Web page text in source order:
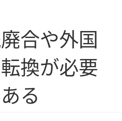
合や外国
換が必要
る